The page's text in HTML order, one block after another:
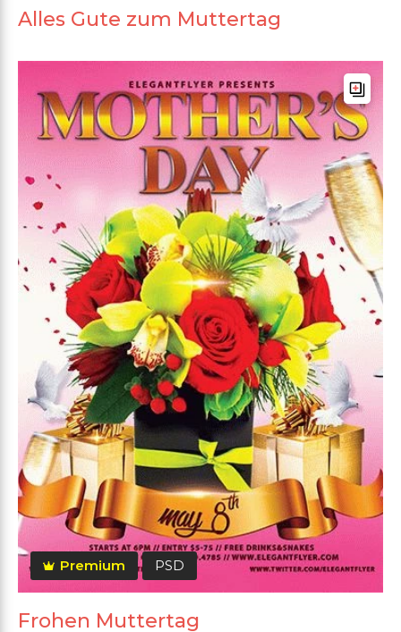
Alles Gute zum Muttertag
Premium PSD
Frohen Muttertag